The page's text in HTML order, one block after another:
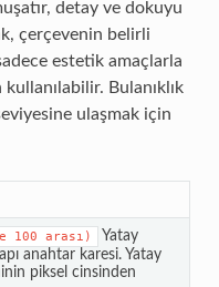
detay ve dokuyu
çerçevenin belirli
estetik amaçlarla
Bulanıklık
ulaşmak için
100 arası)
Yatay
anahtar karesi. Yatay
piksel cinsinden